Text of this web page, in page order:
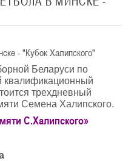
- "Кубок Халипского"
Беларуси по
квалификационный
трехдневный
Семена Халипского.
С.Халипского»